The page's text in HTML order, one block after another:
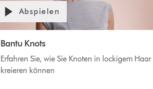
Abspielen
Bantu Knots
Erfahren Sie, wie Sie Knoten in lockigem Haar
kreieren können